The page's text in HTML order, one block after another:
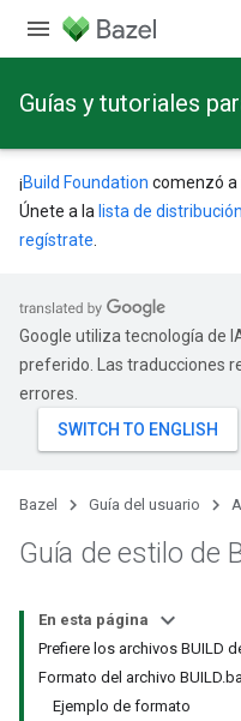
Guías y tutoriales
¡Build Foundation comenzó a
Únete a la lista de distribución
regístrate
Google utiliza tecnología de
preferido. Las traducciones
errores.
Bazel Guía del usuario
Guía de estilo de
En esta página
Prefiere los archivos BUILD
Formato del archivo
Ejemplo de formato